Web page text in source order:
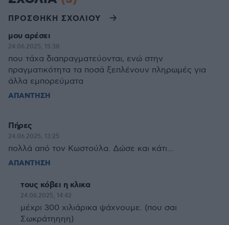
ΠΡΟΣΘΗΚΗ ΣΧΟΛΙΟΥ
μου αρέσει
24.06.2025, 15:38
που τάχα διαπραγματεύονται, ενώ στην
πραγματικότητα τα ποσά ξεπλένουν πληρωμές για
άλλα εμπορεύματα
ΑΠΑΝΤΗΣΗ
Πήρες
24.06.2025, 13:25
πολλά από τον Κωστούλα. Δώσε και κάτι...
ΑΠΑΝΤΗΣΗ
τους κόβει η κλικα
24.06.2025, 14:42
μέχρι 300 χιλιάρικα ψάχνουμε. (που σαι
Σωκράτηηηη)